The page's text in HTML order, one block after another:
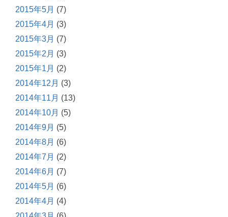
2015年5月 (7)
2015年4月 (3)
2015年3月 (7)
2015年2月 (3)
2015年1月 (2)
2014年12月 (3)
2014年11月 (13)
2014年10月 (5)
2014年9月 (5)
2014年8月 (6)
2014年7月 (2)
2014年6月 (7)
2014年5月 (6)
2014年4月 (4)